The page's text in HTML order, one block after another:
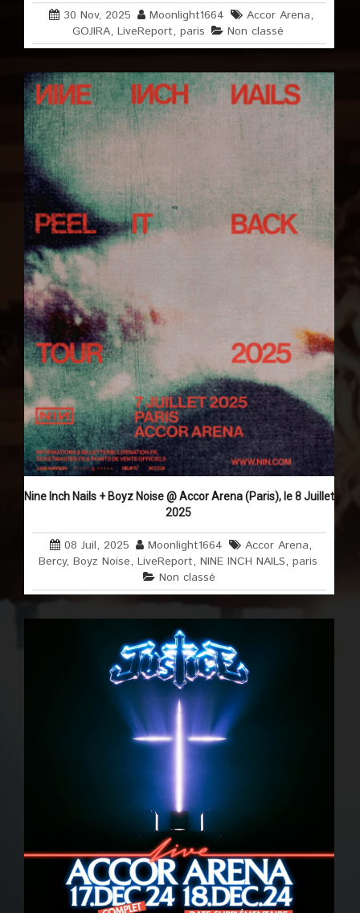
30 Nov, 2025 Moonlight1664 Accor Arena,
GOJIRA, LiveReport, paris Non classé
Nine Inch Nails + Boyz Noise @ Accor Arena (Paris), le 8 Juillet
2025
08 Juil, 2025 Moonlight1664 Accor Arena,
Bercy, Boyz Noise, LiveReport, NINE INCH NAILS, paris
Non classé